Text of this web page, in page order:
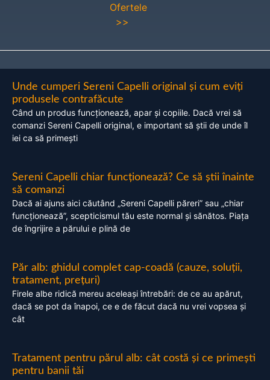
Ofertele
>>
Unde cumperi Sereni Capelli original și cum eviți
produsele contrafăcute
Când un produs funcționează, apar și copiile. Dacă vrei să
comanzi Sereni Capelli original, e important să știi de unde îl
iei ca să primești
Sereni Capelli chiar funcționează? Ce să știi înainte
să comanzi
Dacă ai ajuns aici căutând „Sereni Capelli păreri” sau „chiar
funcționează”, scepticismul tău este normal și sănătos. Piața
de îngrijire a părului e plină de
Păr alb: ghidul complet cap-coadă (cauze, soluții,
tratament, prețuri)
Firele albe ridică mereu aceleași întrebări: de ce au apărut,
dacă se pot da înapoi, ce e de făcut dacă nu vrei vopsea și
cât
Tratament pentru părul alb: cât costă și ce primești
pentru banii tăi